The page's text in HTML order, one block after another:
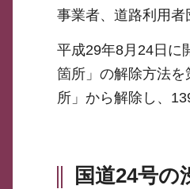
事業者、道路利用者
平成29年8月24日に
箇所」の解除方法
所」から解除し、
国道24号の